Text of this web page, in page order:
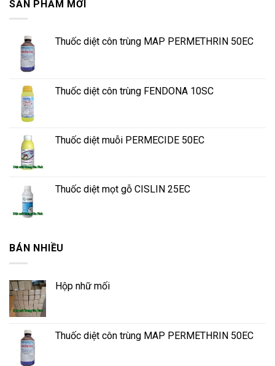
SẢN PHẨM MỚI
Thuốc diệt côn trùng MAP PERMETHRIN 50EC
Thuốc diệt côn trùng FENDONA 10SC
Thuốc diệt muỗi PERMECIDE 50EC
Thuốc diệt mọt gỗ CISLIN 25EC
BÁN NHIỀU
Hộp nhữ mối
Thuốc diệt côn trùng MAP PERMETHRIN 50EC